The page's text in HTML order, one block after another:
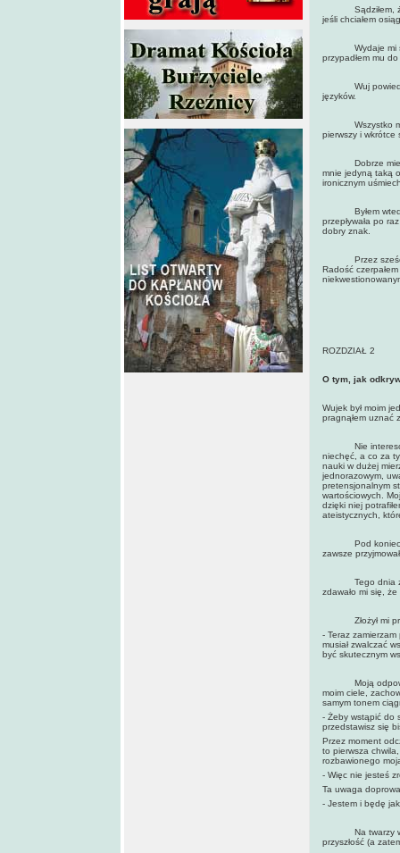
Sądziłem, że
jeśli chciałem
Wydaje mi się,
przypadłem mu
Wuj powiedział
języków.
Wszystko
pierwszy i wkrótce
Dobrze mieć
mnie jedyną taką
ironicznym
Byłem wtedy
przepływała po
dobry znak.
Przez sześć lat
Radość
ROZDZIAŁ 2
O tym, jak
Wujek był moim
pragnąłem uznać
Nie
niechęć, a co za
nauki w dużej
jednorazowym,
pretensjonalnym
wartościowych.
dzięki niej
ateistycznych,
Pod koniec
zawsze
Tego dnia
zdawało mi się, że
Złożył mi
- Teraz zamierzam
musiał zwalczać
być skutecznym
Moją
moim ciele,
samym tonem
- Żeby wstąpić do
przedstawisz się
Przez moment
to pierwsza
rozbawionego
- Więc nie jesteś
Ta uwaga
- Jestem i będę
Na twarzy
przyszłość (a